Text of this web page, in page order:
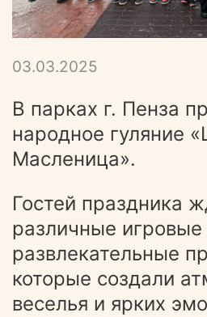
03.03.2025
В парках г. Пенза
народное гуляние
Масленица».
Гостей праздника
различные игровые
развлекательные
которые создали
веселья и ярких